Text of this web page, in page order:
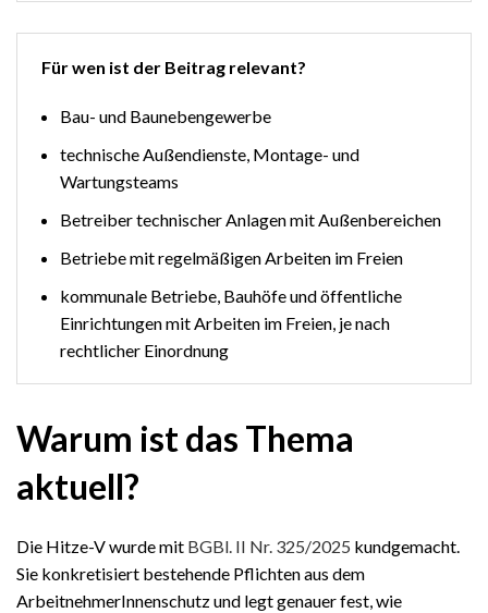
Für wen ist der Beitrag relevant?
Bau- und Baunebengewerbe
technische Außendienste, Montage- und
Wartungsteams
Betreiber technischer Anlagen mit Außenbereichen
Betriebe mit regelmäßigen Arbeiten im Freien
kommunale Betriebe, Bauhöfe und öffentliche
Einrichtungen mit Arbeiten im Freien, je nach
rechtlicher Einordnung
Warum ist das Thema
aktuell?
Die Hitze-V wurde mit BGBl. II Nr. 325/2025 kundgemacht.
Sie konkretisiert bestehende Pflichten aus dem
ArbeitnehmerInnenschutz und legt genauer fest, wie